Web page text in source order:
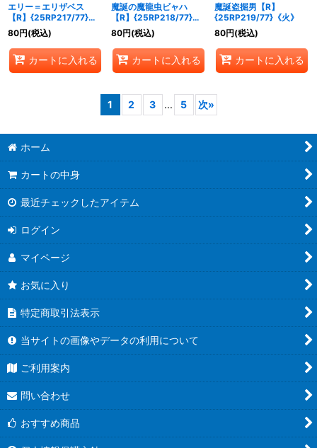
エリー＝エリザベス
【R】{25RP217/77}
《闇》
80円(税込)
カートに入れる
魔誕の魔龍虫ビャハ
【R】{25RP218/77}
《火》
80円(税込)
カートに入れる
魔誕盗掘男【R】
{25RP219/77}《火》
80円(税込)
カートに入れる
1 2 3 ... 5 次»
ホーム
カートの中身
最近チェックしたアイテム
ログイン
マイページ
お気に入り
特定商取引法表示
当サイトの画像やデータの利用について
ご利用案内
問い合わせ
おすすめ商品